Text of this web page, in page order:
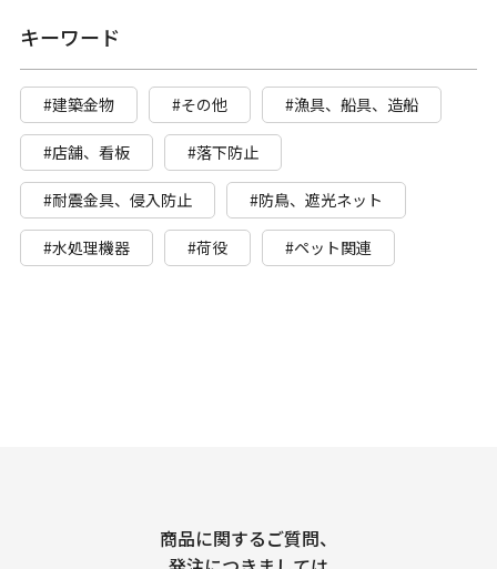
キーワード
#建築金物 #その他 #漁具、船具、造船
#店舗、看板 #落下防止
#耐震金具、侵入防止 #防鳥、遮光ネット
#水処理機器 #荷役 #ペット関連
商品に関するご質問、